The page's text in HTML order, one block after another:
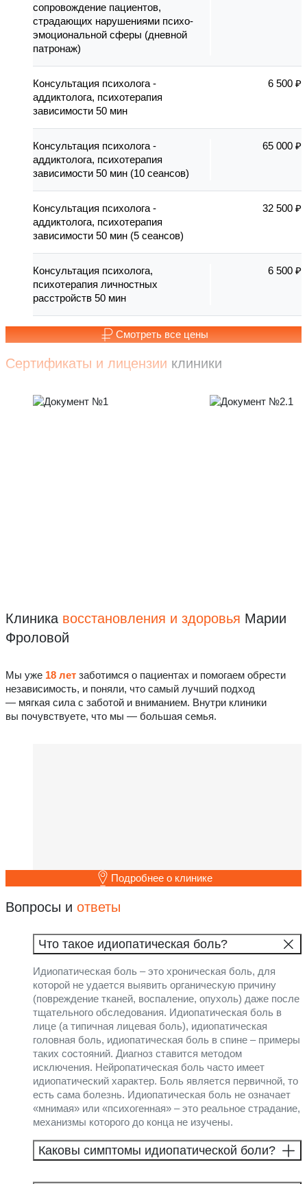
сопровождение пациентов,
страдающих нарушениями психо-
эмоциональной сферы (дневной
патронаж)
Консультация психолога -
аддиктолога, психотерапия
зависимости 50 мин
6 500 ₽
Консультация психолога -
аддиктолога, психотерапия
зависимости 50 мин (10 сеансов)
65 000 ₽
Консультация психолога -
аддиктолога, психотерапия
зависимости 50 мин (5 сеансов)
32 500 ₽
Консультация психолога,
психотерапия личностных
расстройств 50 мин
6 500 ₽
Смотреть все цены
Сертификаты и лицензии клиники
Клиника восстановления и здоровья Марии
Фроловой
Мы уже 18 лет заботимся о пациентах и помогаем обрести
независимость, и поняли, что самый лучший подход
— мягкая сила с заботой и вниманием. Внутри клиники
вы почувствуете, что мы — большая семья.
Подробнее о клинике
Вопросы и ответы
Что такое идиопатическая боль?
Идиопатическая боль – это хроническая боль, для
которой не удается выявить органическую причину
(повреждение тканей, воспаление, опухоль) даже после
тщательного обследования. Идиопатическая боль в
лице (а типичная лицевая боль), идиопатическая
головная боль, идиопатическая боль в спине – примеры
таких состояний. Диагноз ставится методом
исключения. Нейропатическая боль часто имеет
идиопатический характер. Боль является первичной, то
есть сама болезнь. Идиопатическая боль не означает
«мнимая» или «психогенная» – это реальное страдание,
механизмы которого до конца не изучены.
Каковы симптомы идиопатической боли?